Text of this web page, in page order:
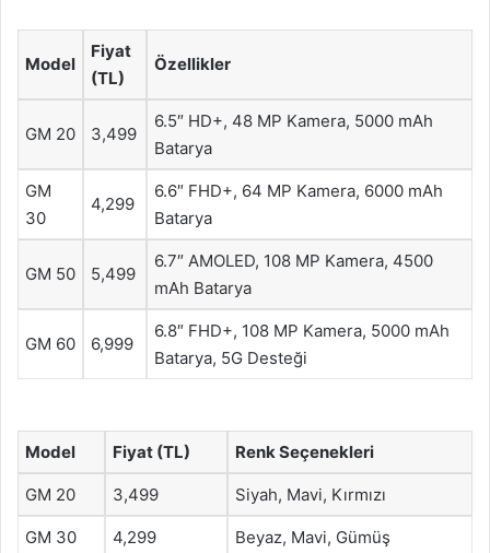
Model
Fiyat
(TL)
Özellikler
GM 20 3,499
6.5″ HD+, 48 MP Kamera, 5000 mAh
Batarya
GM
30
4,299
6.6″ FHD+, 64 MP Kamera, 6000 mAh
Batarya
GM 50 5,499
6.7″ AMOLED, 108 MP Kamera, 4500
mAh Batarya
GM 60 6,999
6.8″ FHD+, 108 MP Kamera, 5000 mAh
Batarya, 5G Desteği
Model Fiyat (TL) Renk Seçenekleri
GM 20 3,499 Siyah, Mavi, Kırmızı
GM 30 4,299 Beyaz, Mavi, Gümüş